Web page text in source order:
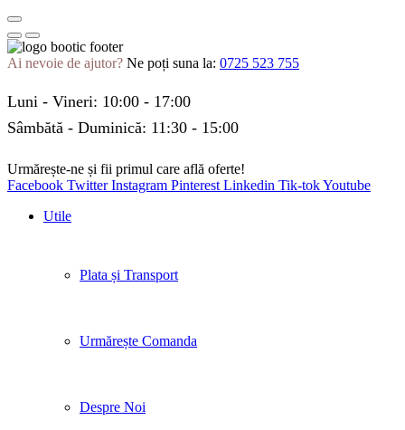
Ai nevoie de ajutor? Ne poți suna la: 0725 523 755
Luni - Vineri: 10:00 - 17:00
Sâmbătă - Duminică: 11:30 - 15:00
Urmărește-ne și fii primul care află oferte!
Facebook Twitter Instagram Pinterest Linkedin Tik-tokYoutube
Utile
Plata și Transport
Urmărește Comanda
Despre Noi